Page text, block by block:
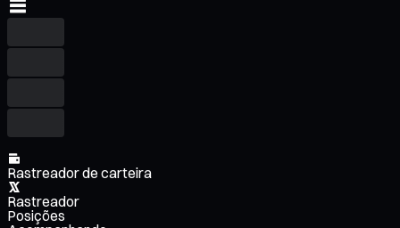
Rastreador de carteira
Rastreador
Posições